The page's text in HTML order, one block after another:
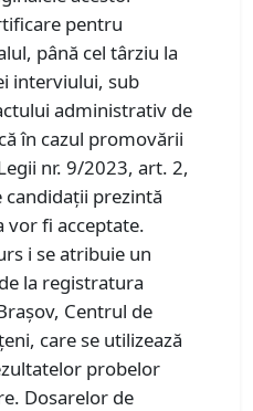
pentru
până cel târziu la
interviului, sub
administrativ de
în cazul promovării
nr. 9/2023, art. 2,
candidații prezintă
vor fi acceptate.
i se atribuie un
la registratura
Centrul de
care se utilizează
probelor
Dosarelor de